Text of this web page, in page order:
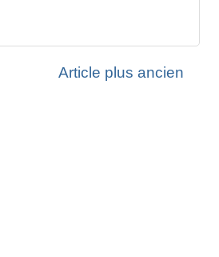
Article plus ancien